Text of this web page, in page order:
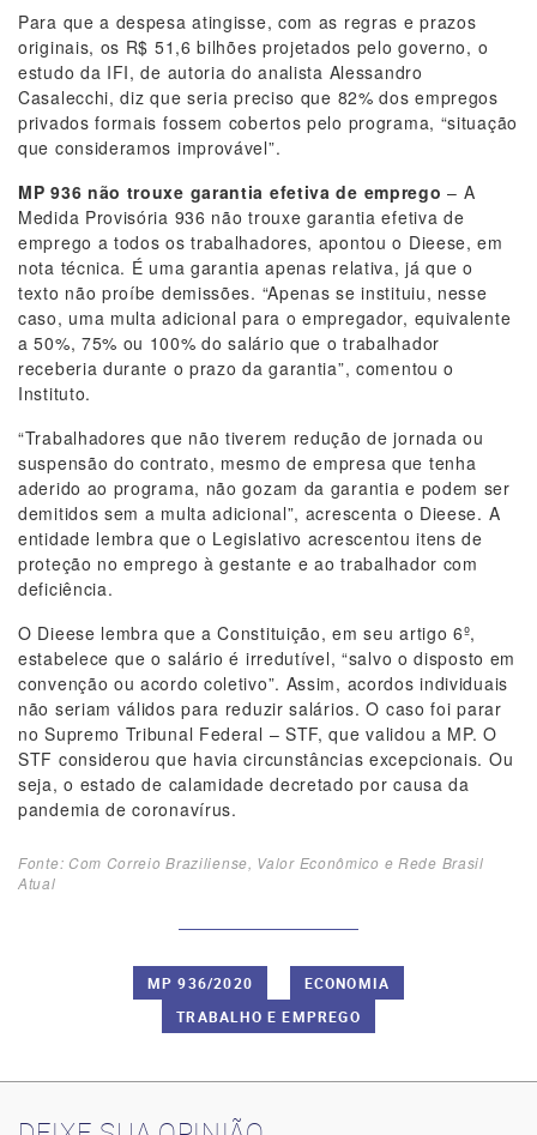
Para que a despesa atingisse, com as regras e prazos
originais, os R$ 51,6 bilhões projetados pelo governo, o
estudo da IFI, de autoria do analista Alessandro
Casalecchi, diz que seria preciso que 82% dos empregos
privados formais fossem cobertos pelo programa, “situação
que consideramos improvável”.
MP 936 não trouxe garantia efetiva de emprego – A
Medida Provisória 936 não trouxe garantia efetiva de
emprego a todos os trabalhadores, apontou o Dieese, em
nota técnica. É uma garantia apenas relativa, já que o
texto não proíbe demissões. “Apenas se instituiu, nesse
caso, uma multa adicional para o empregador, equivalente
a 50%, 75% ou 100% do salário que o trabalhador
receberia durante o prazo da garantia”, comentou o
Instituto.
“Trabalhadores que não tiverem redução de jornada ou
suspensão do contrato, mesmo de empresa que tenha
aderido ao programa, não gozam da garantia e podem ser
demitidos sem a multa adicional”, acrescenta o Dieese. A
entidade lembra que o Legislativo acrescentou itens de
proteção no emprego à gestante e ao trabalhador com
deficiência.
O Dieese lembra que a Constituição, em seu artigo 6º,
estabelece que o salário é irredutível, “salvo o disposto em
convenção ou acordo coletivo”. Assim, acordos individuais
não seriam válidos para reduzir salários. O caso foi parar
no Supremo Tribunal Federal – STF, que validou a MP. O
STF considerou que havia circunstâncias excepcionais. Ou
seja, o estado de calamidade decretado por causa da
pandemia de coronavírus.
Fonte: Com Correio Braziliense, Valor Econômico e Rede Brasil
Atual
MP 936/2020
ECONOMIA
TRABALHO E EMPREGO